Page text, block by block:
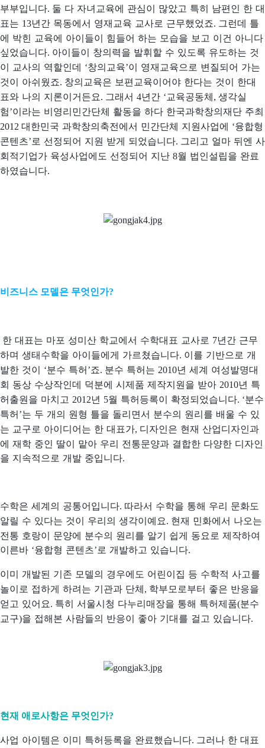
부부입니다. 둘 다 자녀교육에 관심이 많았고 특히 남편인 한 대
표는 13년간 목동에서 영재교육 교사로 근무했었죠. 그런데 틀
에 박힌 교육에 아이들이 힘들어 하는 모습을 보고 이건 아니다
싶었습니다. 아이들이 창의력을 발휘할 수 있도록 유도하는 것
이 교사의 역할인데 ‘창의교육’이 영재교육으로 변질되어 가는
것이 아쉬웠죠. 창의교육은 보편교육이어야 한다는 것이 한대
표와 나의 지론이거든요. 그래서 4년간 ‘교육공동체, 생각실
험’이라는 비영리민간단체 활동을 하다 한국과학창의재단 주최
2012 대한민국 과학창의축전에서 민간단체 지원사업에 ‘융합형
콘텐츠’ 로 선정되어 지원 받게 되었습니다. 그리고 얼마 뒤엔 사
회적기업가 육성사업에도 선정되어 지난 8월 법인설립을 완료
하였습니다.
비즈니스 모델은 무엇인가?
한 대표는 마포 성미산 학교에서 수학대표 교사로 7년간 근무
하며 생태수학을 아이들에게 가르쳤습니다. 이를 기반으로 개
발한 것이 ‘분수 특허’죠. 분수 특허는 2010년 세계 여성발명대
회 동상 수상작인데 덕분에 시제품 제작지원을 받아 2010년 특
허출원을 마치고 2012년 5월 특허등록이 확정되었습니다. ‘분수
특허’는 두 개의 원형 틀을 돌리면서 분수의 원리를 배울 수 있
는 교구로 아이디어는 한 대표가, 디자인은 현재 산업디자인과
에 재학 중인 딸이 맡아 우리 전통문양과 결합한 다양한 디자인
을 지속적으로 개발 중입니다.
수학은 세계의 공통어입니다. 따라서 수학을 통해 우리 문화도
알릴 수 있다는 것이 우리의 생각이예요. 현재 민화에서 나오는
전통 호랑이 문양에 분수의 원리를 알기 쉽게 동요로 제작하여
이른바 ‘융합형 콘텐츠’ 로 개발하고 있습니다.
이미 개발된 기존 모델의 경우에도 어린이집 등 수학적 사고를
놀이로 접하게 하려는 기관과 단체, 학부모로부터 좋은 반응을
얻고 있어요. 특히 서울시청 다누리매장을 통해 특허제품(분수
교구)을 접해본 사람들의 반응이 좋아 기대를 걸고 있습니다.
현재 애로사항은 무엇인가?
사업 아이템은 이미 특허등록을 완료했습니다. 그러나 한 대표